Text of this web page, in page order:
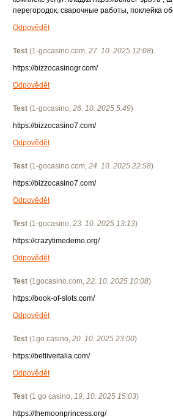
перегородок, сварочные работы, поклейка
Odpovědět
Test (1-gocasino.com, 27. 10. 2025 12:08)
https://bizzocasinogr.com/
Odpovědět
Test (1-gocasino, 26. 10. 2025 5:49)
https://bizzocasino7.com/
Odpovědět
Test (1-gocasino.com, 24. 10. 2025 22:58)
https://bizzocasino7.com/
Odpovědět
Test (1-gocasino, 23. 10. 2025 13:13)
https://crazytimedemo.org/
Odpovědět
Test (1gocasino.com, 22. 10. 2025 10:08)
https://book-of-slots.com/
Odpovědět
Test (1go casino, 20. 10. 2025 23:00)
https://betliveitalia.com/
Odpovědět
Test (1 go casino, 19. 10. 2025 15:03)
https://themoonprincess.org/